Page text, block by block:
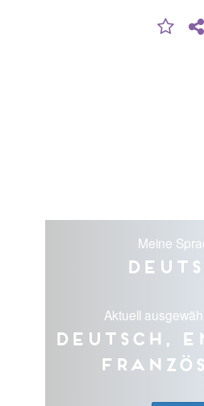
Meine
Aktuell
Deutsch,